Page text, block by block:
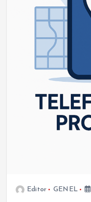
Editor GENEL